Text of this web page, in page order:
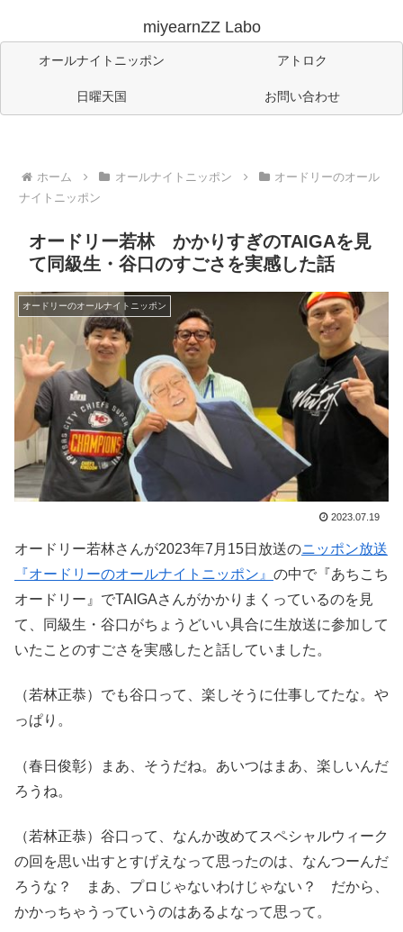
miyearnZZ Labo
オールナイトニッポン アトロク
日曜天国 お問い合わせ
ホーム オールナイトニッポン
オードリーのオール
ナイトニッポン
オードリー若林 かかりすぎのTAIGAを見
て同級生・谷口のすごさを実感した話
オードリーのオールナイトニッポン
2023.07.19
オードリー若林さんが2023年7月15日放送のニッポン放送
『オードリーのオールナイトニッポン』 の中で『あちこち
オードリー』でTAIGAさんがかかりまくっているのを見
て、同級生・谷口がちょうどいい具合に生放送に参加して
いたことのすごさを実感したと話していました。
（若林正恭）でも谷口って、楽しそうに仕事してたな。や
っぱり。
（春日俊彰）まあ、そうだね。あいつはまあ、楽しいんだ
ろうね。
（若林正恭）谷口って、なんか改めてスペシャルウィーク
の回を思い出すとすげえなって思ったのは、なんつーんだ
ろうな？ まあ、プロじゃないわけじゃない？ だから、
かかっちゃうっていうのはあるよなって思って。